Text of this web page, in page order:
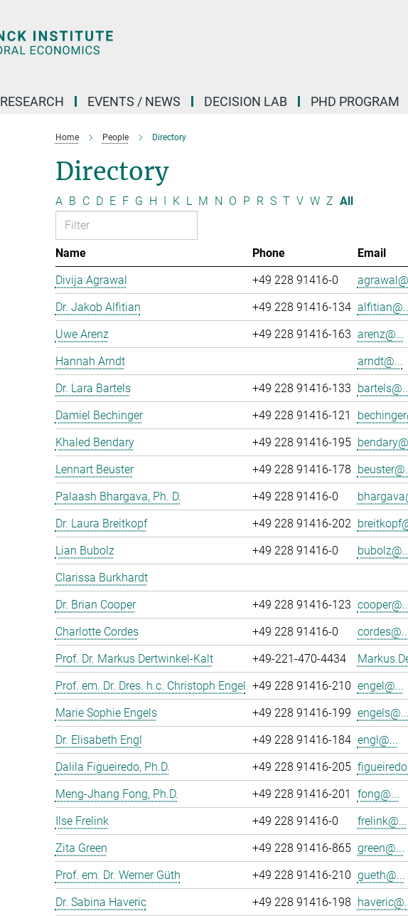
RESEARCH EVENTS / NEWS DECISION LAB PHD PROGRAM
Home People Directory
Directory
A B C D E F G H I K L M N O P R S T V W Z All
Name Phone Email
Divija Agrawal
+49 228 91416-0
Dr. Jakob Alfitian
+49 228 91416-134
Uwe Arenz
+49 228 91416-163 arenz@...
Hannah Arndt
arndt@...
Dr. Lara Bartels
+49 228 91416-133
Damiel Bechinger
+49 228 91416-121
Khaled Bendary
+49 228 91416-195
Lennart Beuster
+49 228 91416-178
Palaash Bhargava, Ph. D.
+49 228 91416-0
Dr. Laura Breitkopf
+49 228 91416-202
Lian Bubolz
+49 228 91416-0
Clarissa Burkhardt
Dr. Brian Cooper
+49 228 91416-123
Charlotte Cordes
+49 228 91416-0
Prof. Dr. Markus Dertwinkel-Kalt
+49-221-470-4434
Prof. em. Dr. Dres. h.c. Christoph Engel +49 228 91416-210 engel@...
Marie Sophie Engels
+49 228 91416-199 engels@...
Dr. Elisabeth Engl
+49 228 91416-184 engl@...
Dalila Figueiredo, Ph.D.
+49 228 91416-205
Meng-Jhang Fong, Ph.D.
+49 228 91416-201 fong@...
Ilse Frelink
+49 228 91416-0 frelink@...
Zita Green
+49 228 91416-865 green@...
Prof. em. Dr. Werner Güth
+49 228 91416-210 gueth@...
Dr. Sabina Haveric
+49 228 91416-198